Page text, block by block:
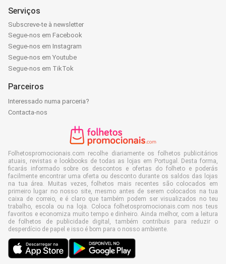
Serviços
Subscreve-te à newsletter
Segue-nos em Facebook
Segue-nos em Instagram
Segue-nos em Youtube
Segue-nos em TikTok
Parceiros
Interessado numa parceria?
Contacta-nos
Folhetospromocionais.com recolhe diariamente os folhetos publicitários
atuais, revistas e lookbooks de todas as lojas em Portugal. Desta forma,
ficarás informado sobre os descontos e ofertas do folheto e poderás
facilmente encontrar uma oferta ou desconto durante os saldos das lojas
na tua área. Muitas vezes, folhetos mais recentes são colocados em
primeiro lugar no nosso site, mesmo antes de serem colocados na tua
caixa de correio, e é claro que também podem ser visualizados no teu
trabalho, escola ou na loja. Coloca folhetospromocionais.com nos teus
favoritos e economiza muito tempo e dinheiro. Ainda melhor, com a leitura
de folhetos de publicidade digital, também contribuis para reduzir o
desperdício de papel e isso é bom para o nosso ambiente.